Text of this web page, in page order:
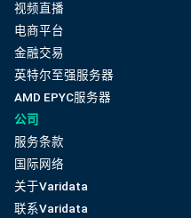
视频直播
电商平台
金融交易
英特尔至强服务器
AMD EPYC服务器
公司
服务条款
国际网络
关于Varidata
联系Varidata